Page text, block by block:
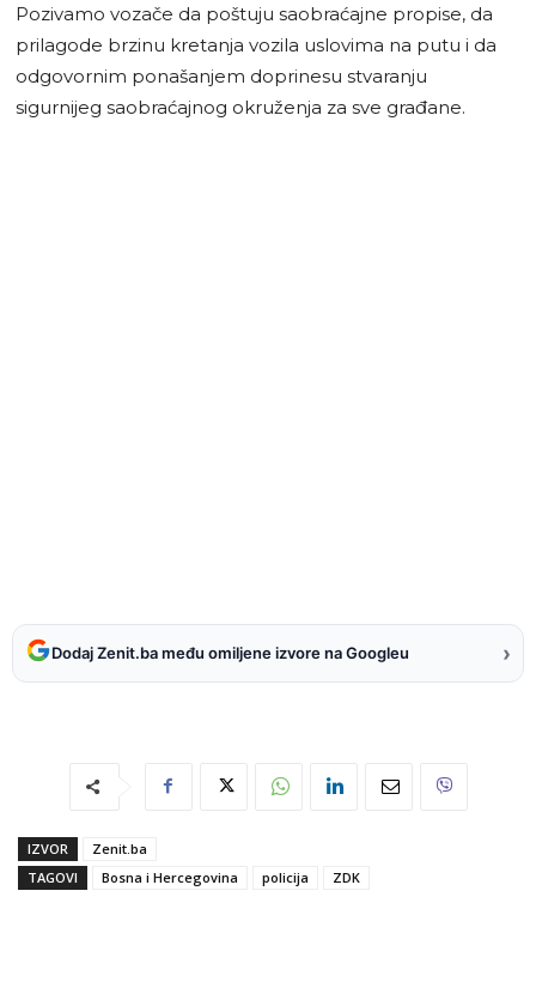
Pozivamo vozače da poštuju saobraćajne propise, da
prilagode brzinu kretanja vozila uslovima na putu i da
odgovornim ponašanjem doprinesu stvaranju
sigurnijeg saobraćajnog okruženja za sve građane.
Dodaj Zenit.ba među omiljene izvore na Googleu ›
IZVOR
Zenit.ba
TAGOVI
Bosna i Hercegovina policija ZDK